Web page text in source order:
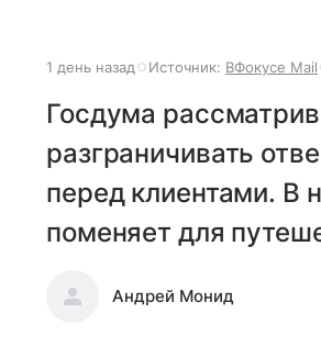
1 день назад Источник: ВФокусе Mail
Госдума
разграничивать
перед клиентами. В
поменяет для
Андрей Монид